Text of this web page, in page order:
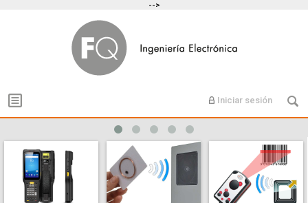
-->
Iniciar sesión